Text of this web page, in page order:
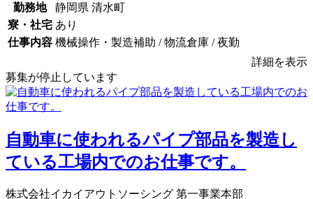
勤務地
静岡県 清水町
寮・社宅 あり
仕事内容 機械操作・製造補助 / 物流倉庫 / 夜勤
詳細を表示
募集が停止しています
自動車に使われるパイプ部品を製造し
ている工場内でのお仕事です。
株式会社イカイアウトソーシング 第一事業本部